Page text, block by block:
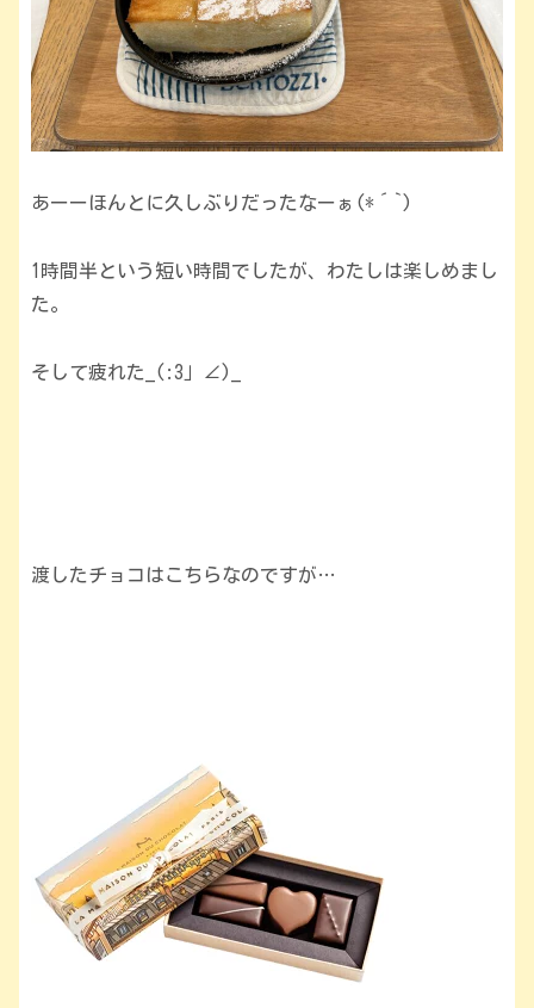
あーーほんとに久しぶりだったなーぁ(*´`)
1時間半という短い時間でしたが、わたしは楽しめまし
た。
そして疲れた_(:3」∠)_
渡したチョコはこちらなのですが…